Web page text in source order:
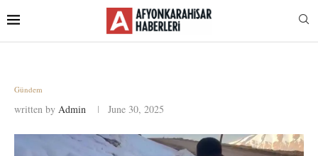
Gündem
written by Admin June 30, 2025